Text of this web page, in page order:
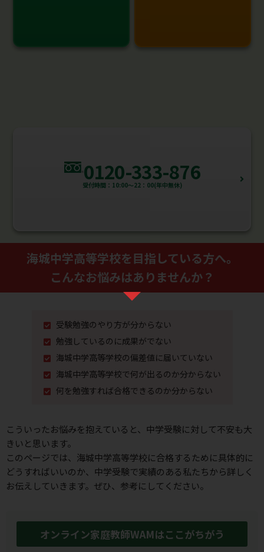
0120-333-876
受付時間：10:00～22：00(年中無休)
海城中学高等学校を⽬指している⽅へ。
こんなお悩みはありませんか？
受験勉強のやり⽅が分からない
勉強しているのに成果がでない
海城中学高等学校の偏差値に届いていない
海城中学高等学校で何が出るのか分からない
何を勉強すれば合格できるのか分からない
こういったお悩みを抱えていると、中学受験に対して不安も⼤
きいと思います。
このページでは、海城中学高等学校に合格するために具体的に
どうすればいいのか、 中学受験で実績のある私たちから詳しく
お伝えしていきます。ぜひ、参考にしてください。
オンライン家庭教師WAMはここがちがう